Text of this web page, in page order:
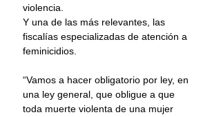
violencia.
Y una de las más relevantes, las
fiscalías especializadas de atención a
feminicidios.
“Vamos a hacer obligatorio por ley, en
una ley general, que obligue a que
toda muerte violenta de una mujer